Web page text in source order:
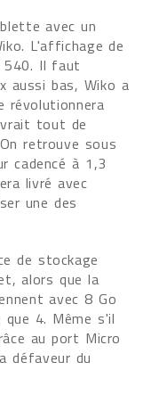
avec un
L'affichage de
540. Il faut
aussi bas, Wiko a
révolutionnera
tout de
retrouve sous
cadencé à 1,3
livré avec
une des
de stockage
alors que la
avec 8 Go
4. Même s'il
au port Micro
défaveur du